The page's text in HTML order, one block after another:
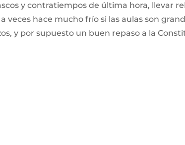
y contratiempos de última hora, llevar
hace mucho frío si las aulas son
y por supuesto un buen repaso a la